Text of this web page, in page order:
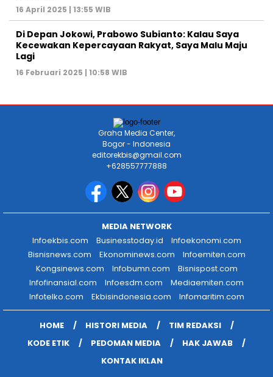
16 April 2025 | 13:55 WIB
Di Depan Jokowi, Prabowo Subianto: Kalau Saya
Kecewakan Kepercayaan Rakyat, Saya Malu Maju
Lagi
16 Februari 2025 | 10:58 WIB
Graha Media Center,
Bogor - Indonesia
editorekbis@gmail.com
+628557777888
MEDIA NETWORK
Infoekbis.com
Businesstoday.id
Infoekonomi.com
Bisnisnews.com
Ekonominews.com
Infoemiten.com
Kongsinews.com
Infobumn.com
Bisnispost.com
Infofinansial.com
Infoesdm.com
Mediaemiten.com
Infotelko.com
Ekbisindonesia.com Infomaritim.com
HOME HISTORI MEDIA
TIM REDAKSI
KODE ETIK
PEDOMAN MEDIA
HAK JAWAB
KONTAK IKLAN